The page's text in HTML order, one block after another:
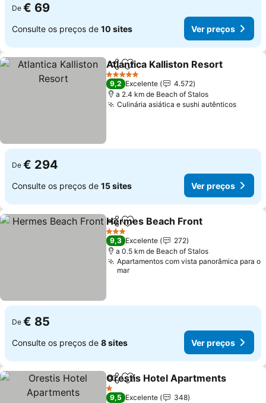
De € 69
Consulte os preços de 10 sites Ver preços
PartilharAdicionar aos favoritos
Atlantica Kalliston Resort
5 Estrelas
9,2 Excelente
4.572
a 2.4 km de Beach of Stalos
Culinária asiática e sushi autênticos
De € 294
Consulte os preços de 15 sites Ver preços
PartilharAdicionar aos favoritos
Hermes Beach Front
3 Estrelas
9,3 Excelente
272
a 0.5 km de Beach of Stalos
Apartamentos com vista panorâmica para o
mar
De € 85
Consulte os preços de 8 sites Ver preços
PartilharAdicionar aos favoritos
Orestis Hotel Apartments
1 Estrelas
9,5 Excelente
348